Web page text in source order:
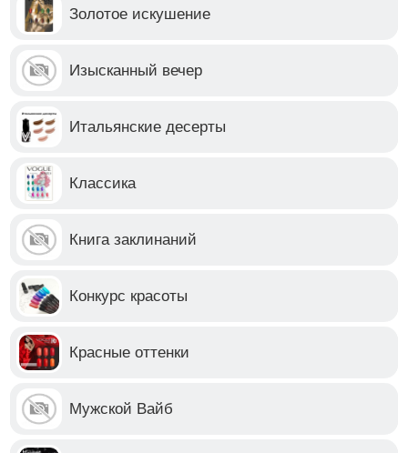
Золотое искушение
Изысканный вечер
Итальянские десерты
Классика
Книга заклинаний
Конкурс красоты
Красные оттенки
Мужской Вайб